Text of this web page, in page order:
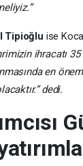
Tipioğlu ise
ihracatı
en
dedi.